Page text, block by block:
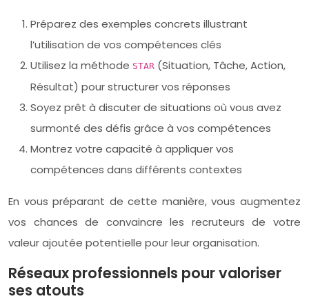
Préparez des exemples concrets illustrant
l’utilisation de vos compétences clés
Utilisez la méthode STAR (Situation, Tâche, Action,
Résultat) pour structurer vos réponses
Soyez prêt à discuter de situations où vous avez
surmonté des défis grâce à vos compétences
Montrez votre capacité à appliquer vos
compétences dans différents contextes
En vous préparant de cette manière, vous augmentez
vos chances de convaincre les recruteurs de votre
valeur ajoutée potentielle pour leur organisation.
Réseaux professionnels pour valoriser
ses atouts